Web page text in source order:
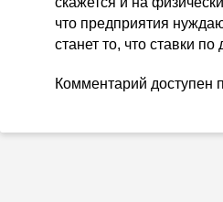
что предприятия
станет то, что ставки по
Комментарий доступен